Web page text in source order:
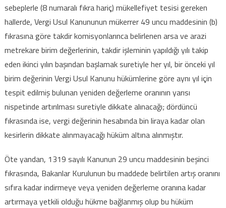
sebeplerle (8 numaralı fıkra hariç) mükellefiyet tesisi gereken
hallerde, Vergi Usul Kanununun mükerrer 49 uncu maddesinin (b)
fıkrasına göre takdir komisyonlarınca belirlenen arsa ve arazi
metrekare birim değerlerinin, takdir işleminin yapıldığı yılı takip
eden ikinci yılın başından başlamak suretiyle her yıl, bir önceki yıl
birim değerinin Vergi Usul Kanunu hükümlerine göre aynı yıl için
tespit edilmiş bulunan yeniden değerleme oranının yarısı
nispetinde artırılması suretiyle dikkate alınacağı; dördüncü
fıkrasında ise, vergi değerinin hesabında bin liraya kadar olan
kesirlerin dikkate alınmayacağı hüküm altına alınmıştır.
Öte yandan, 1319 sayılı Kanunun 29 uncu maddesinin beşinci
fıkrasında, Bakanlar Kurulunun bu maddede belirtilen artış oranını
sıfıra kadar indirmeye veya yeniden değerleme oranına kadar
artırmaya yetkili olduğu hükme bağlanmış olup bu hüküm